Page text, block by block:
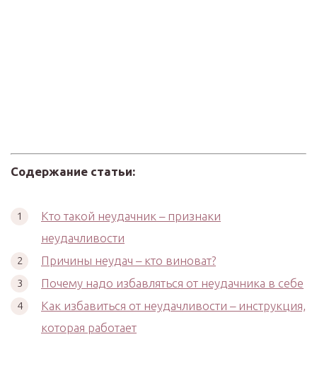
Содержание статьи:
Кто такой неудачник – признаки
неудачливости
Причины неудач – кто виноват?
Почему надо избавляться от неудачника в себе
Как избавиться от неудачливости – инструкция,
которая работает